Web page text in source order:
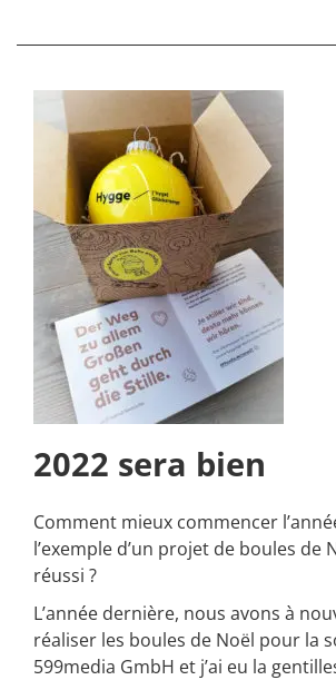
2022 sera bien
Comment mieux commencer
l’exemple d’un projet de boules de
réussi ?
L’année dernière, nous avons à
réaliser les boules de Noël pour la
599media GmbH et j’ai eu la